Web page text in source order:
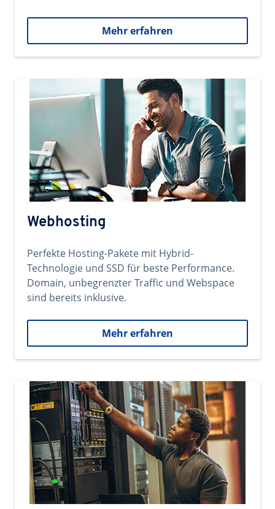
Mehr erfahren
Webhosting
Perfekte Hosting-Pakete mit Hybrid-
Technologie und SSD für beste Performance.
Domain, unbegrenzter Traffic und Webspace
sind bereits inklusive.
Mehr erfahren